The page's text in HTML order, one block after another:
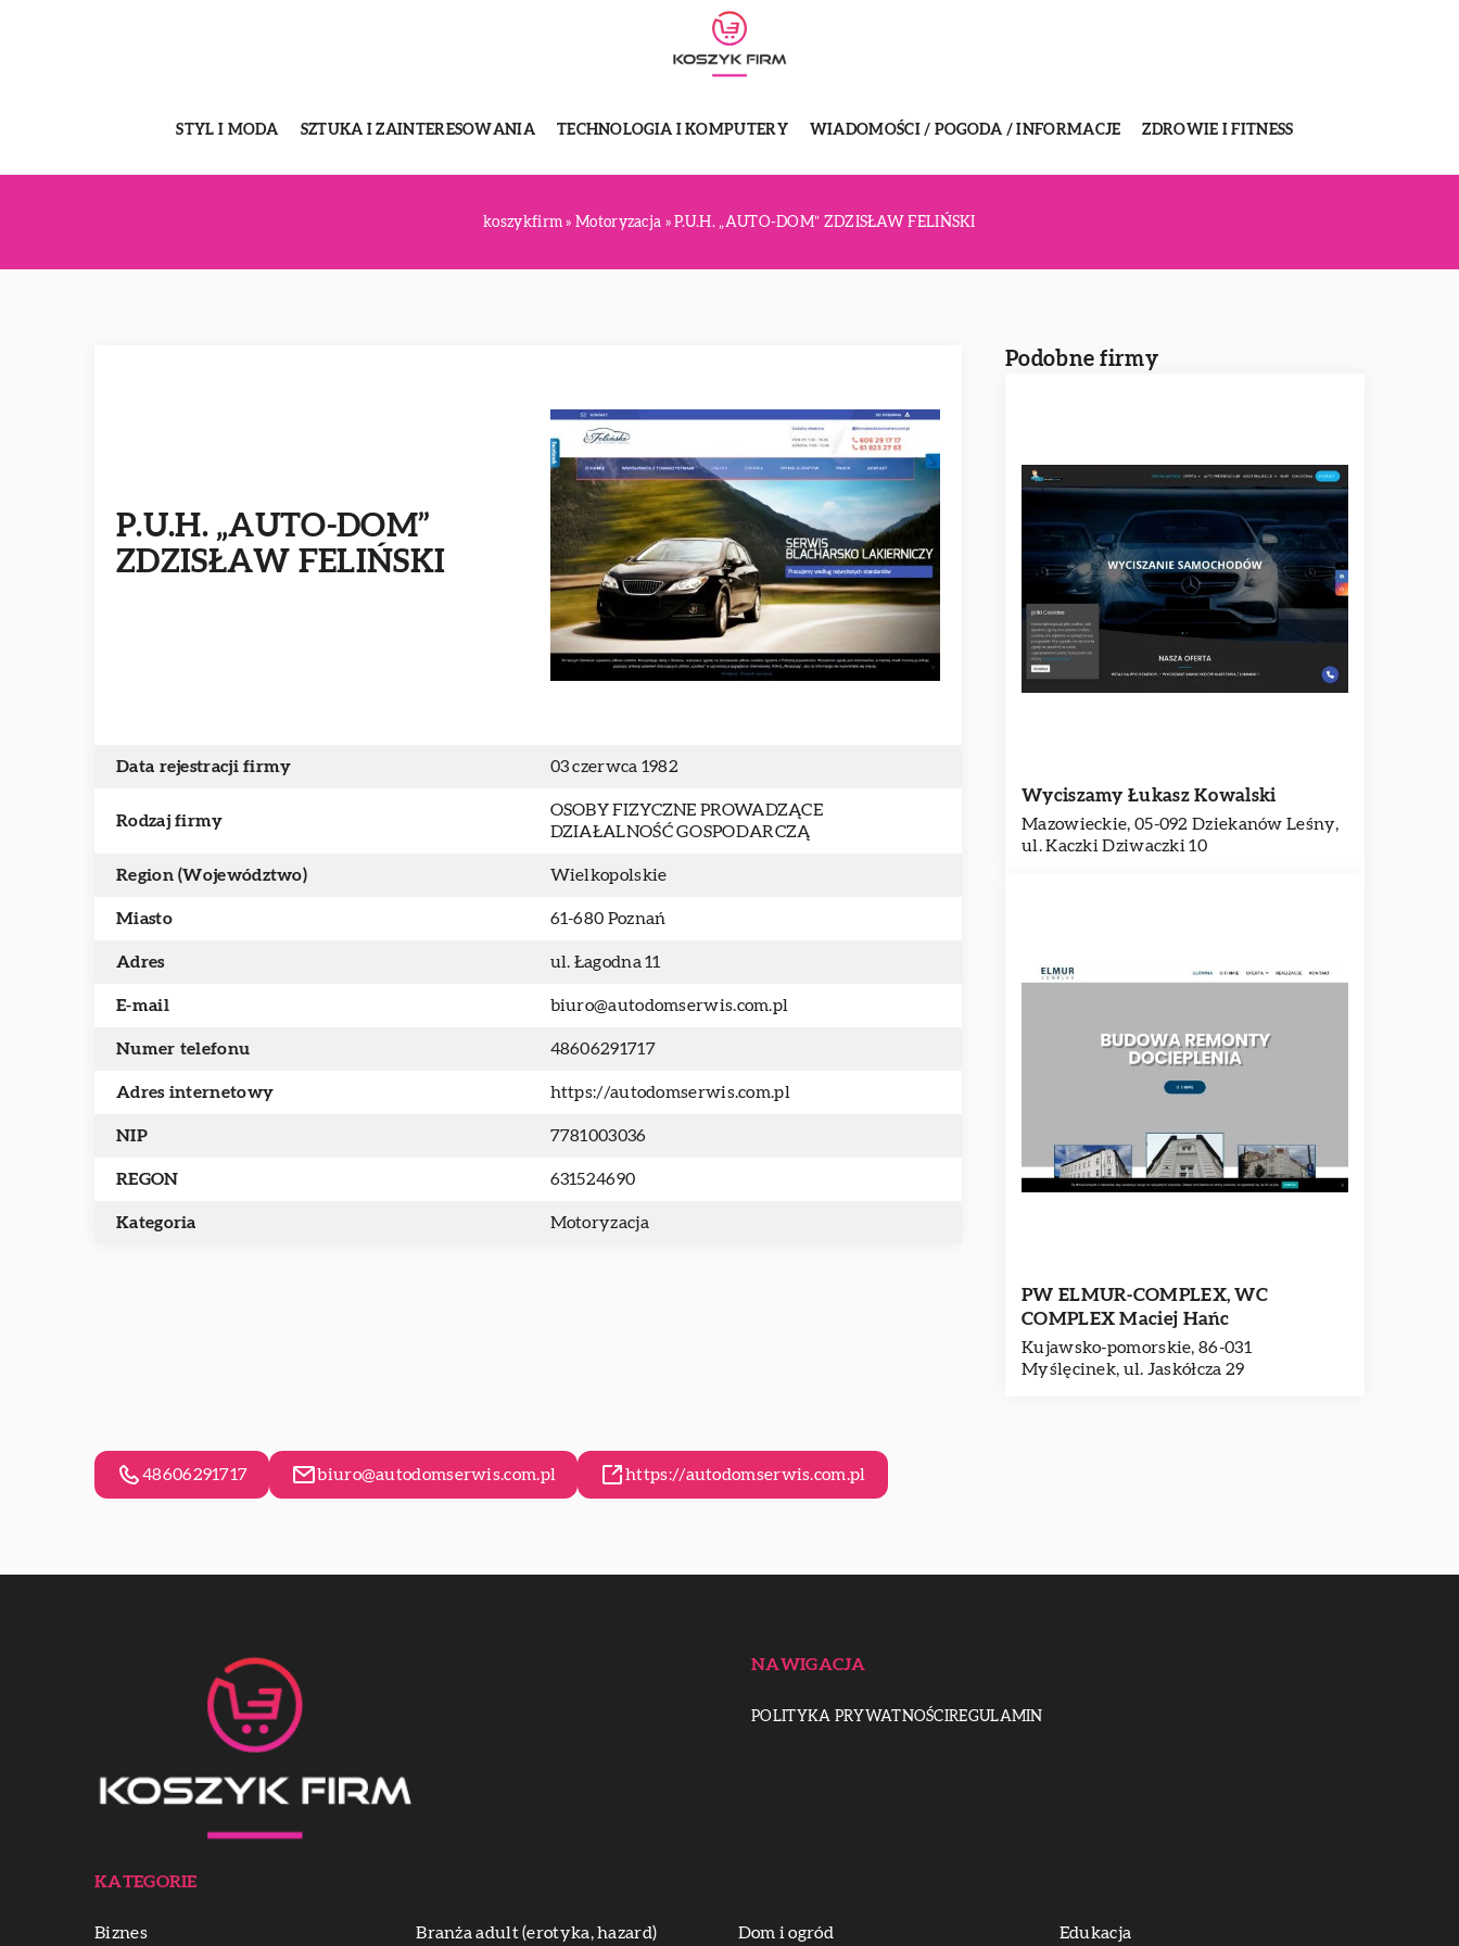
STYL I MODA SZTUKA I ZAINTERESOWANIA TECHNOLOGIA I KOMPUTERY WIADOMOŚCI / POGODA / INFORMACJE ZDROWIE I FITNESS
koszykfirm »Motoryzacja »P.U.H. „AUTO-DOM” ZDZISŁAW FELIŃSKI
P.U.H. „AUTO-DOM”
ZDZISŁAW FELIŃSKI
Data rejestracji firmy 03 czerwca 1982
Rodzaj firmy
OSOBY FIZYCZNE PROWADZĄCE
DZIAŁALNOŚĆ GOSPODARCZĄ
Region (Województwo) Wielkopolskie
Miasto 61-680 Poznań
Adres ul. Łagodna 11
E-mail biuro@autodomserwis.com.pl
Numer telefonu 48606291717
Adres internetowy https://autodomserwis.com.pl
NIP 7781003036
REGON 631524690
Kategoria Motoryzacja
Podobne firmy
Wyciszamy Łukasz Kowalski
Mazowieckie, 05-092 Dziekanów Leśny,
ul. Kaczki Dziwaczki 10
PW ELMUR-COMPLEX, WC
COMPLEX Maciej Hańc
Kujawsko-pomorskie, 86-031
Myślęcinek, ul. Jaskółcza 29
48606291717 biuro@autodomserwis.com.pl https://autodomserwis.com.pl
NAWIGACJA
POLITYKA PRYWATNOŚCIREGULAMIN
KATEGORIE
Biznes Branża adult (erotyka, hazard) Dom i ogród Edukacja